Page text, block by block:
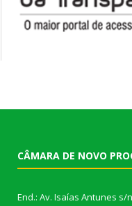
CÂMARA DE NOVO
End.: Av. Isaías Antunes s/